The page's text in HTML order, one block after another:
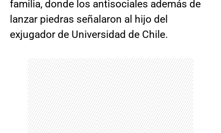
familia, donde los antisociales además de
lanzar piedras señalaron al hijo del
exjugador de Universidad de Chile.